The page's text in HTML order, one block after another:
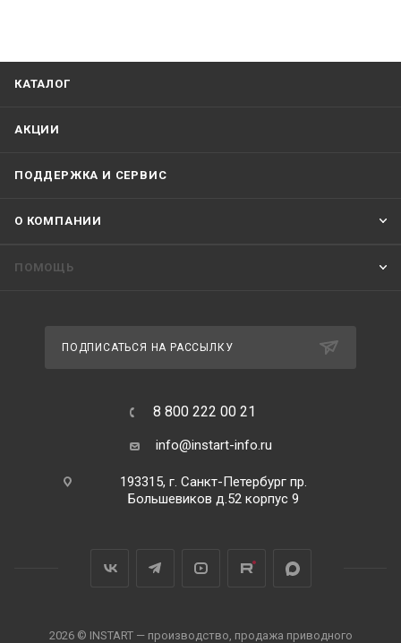
КАТАЛОГ
АКЦИИ
ПОДДЕРЖКА И СЕРВИС
О КОМПАНИИ
ПОМОЩЬ
ПОДПИСАТЬСЯ НА РАССЫЛКУ
8 800 222 00 21
info@instart-info.ru
193315, г. Санкт-Петербург пр.
Большевиков д.52 корпус 9
2026 © INSTART — производство, продажа приводного